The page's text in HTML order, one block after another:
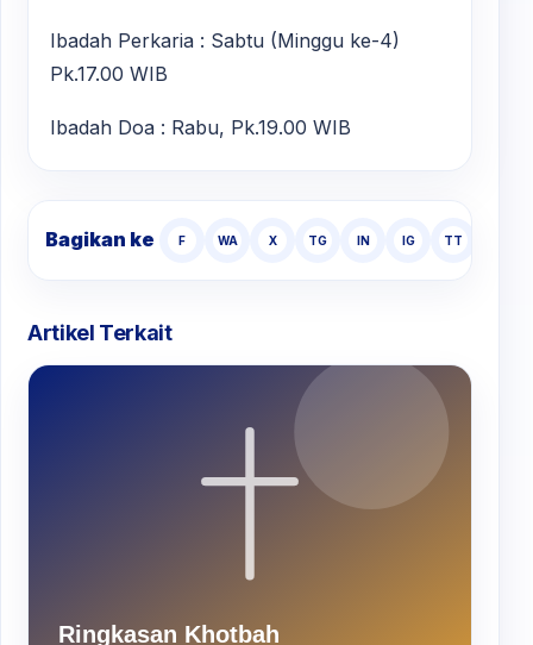
Ibadah Perkaria : Sabtu (Minggu ke-4)
Pk.17.00 WIB
Ibadah Doa : Rabu, Pk.19.00 WIB
Bagikan ke F WA X TG IN IG TT
Artikel Terkait